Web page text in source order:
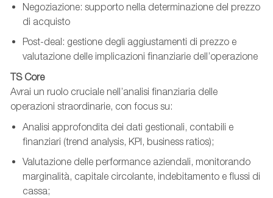
Negoziazione: supporto nella determinazione del prezzo
di acquisto
Post-deal: gestione degli aggiustamenti di prezzo e
valutazione delle implicazioni finanziarie dell’operazione
TS Core
Avrai un ruolo cruciale nell’analisi finanziaria delle
operazioni straordinarie, con focus su:
Analisi approfondita dei dati gestionali, contabili e
finanziari (trend analysis, KPI, business ratios);
Valutazione delle performance aziendali, monitorando
marginalità, capitale circolante, indebitamento e flussi di
cassa;